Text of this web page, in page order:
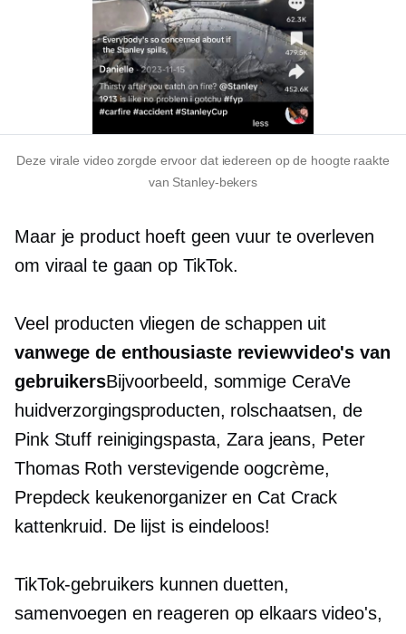
Deze virale video zorgde ervoor dat iedereen op de hoogte raakte
van Stanley-bekers
Maar je product hoeft geen vuur te overleven
om viraal te gaan op TikTok.
Veel producten vliegen de schappen uit
vanwege de enthousiaste reviewvideo's van
gebruikersBijvoorbeeld, sommige CeraVe
huidverzorgingsproducten, rolschaatsen, de
Pink Stuff reinigingspasta, Zara jeans, Peter
Thomas Roth verstevigende oogcrème,
Prepdeck keukenorganizer en Cat Crack
kattenkruid. De lijst is eindeloos!
TikTok-gebruikers kunnen duetten,
samenvoegen en reageren op elkaars video's,